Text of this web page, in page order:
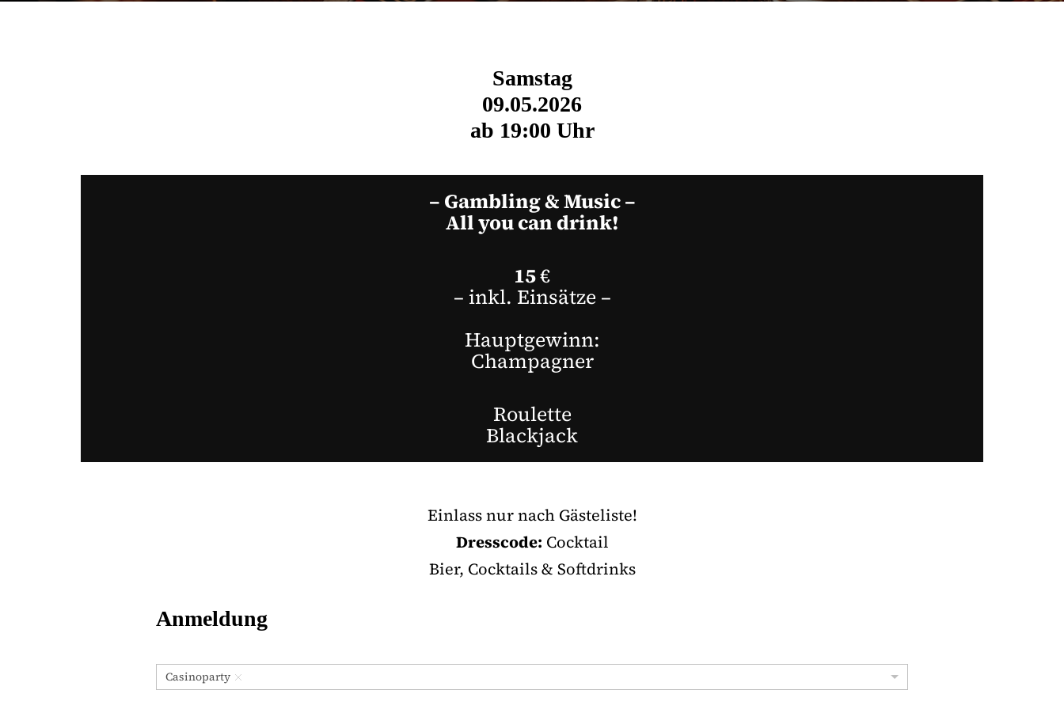
Samstag
09.05.2026
ab 19:00 Uhr
– Gambling & Music –
All you can drink!
15€
– inkl. Einsätze –
Hauptgewinn:
Champagner
Roulette
Blackjack
Einlass nur nach Gästeliste!
Dresscode: Cocktail
Bier, Cocktails & Softdrinks
Anmeldung
E
v Casinoparty